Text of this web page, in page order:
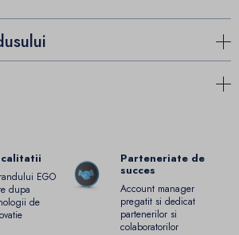
EGO
dupa
de
Parteneriate de
succes
Account manager
pregatit si dedicat
partenerilor si
colaboratorilor